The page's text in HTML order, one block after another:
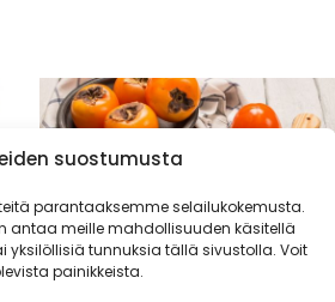
suostumusta
parantaaksemme selailukokemusta.
antaa meille mahdollisuuden käsitellä
yksilöllisiä tunnuksia tällä sivustolla. Voit
painikkeista.